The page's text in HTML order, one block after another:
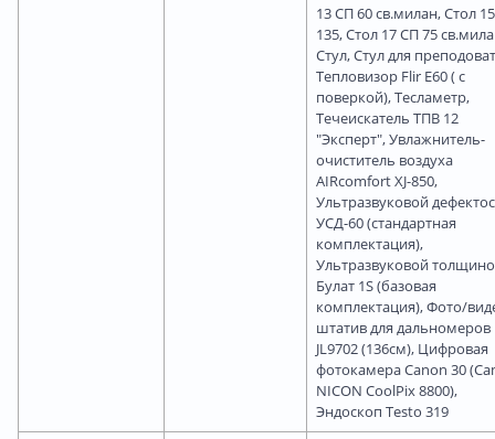
13 СП 60 св.милан, Стол
135, Стол 17 СП 75
Стул, Стул для
Тепловизор Flir E60 ( c
поверкой), Тесламетр,
Течеискатель ТПВ 12
"Эксперт", Увлажнитель-
очиститель воздуха
AIRcomfort XJ-850,
Ультразвуковой
УСД-60 (стандартная
комплектация),
Ультразвуковой
Булат 1S (базовая
комплектация), Фото/
штатив для дальномеров
JL9702 (136cм), Цифровая
фотокамера Сanon 30
NICON CoolPix 8800),
Эндоскоп Testo 319